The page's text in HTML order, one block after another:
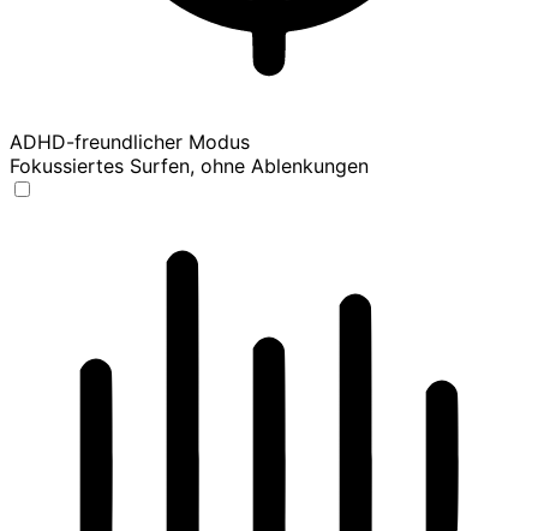
ADHD-freundlicher Modus
Fokussiertes Surfen, ohne Ablenkungen